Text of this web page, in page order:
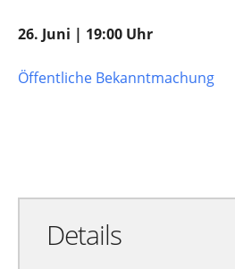
26. Juni | 19:00 Uhr
Öffentliche Bekanntmachung
Details